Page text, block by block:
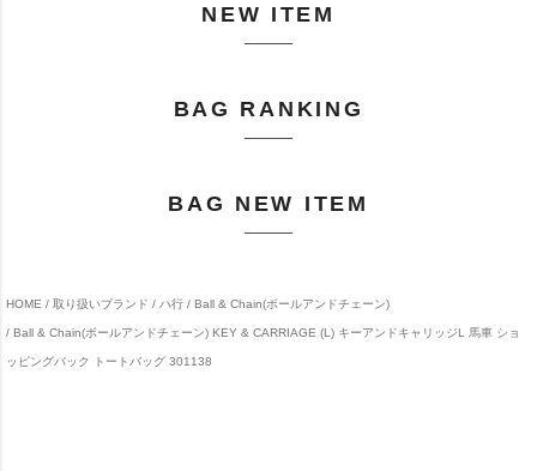
NEW ITEM
BAG RANKING
BAG NEW ITEM
HOME 取り扱いブランド ハ行 Ball & Chain(ボールアンドチェーン)
Ball & Chain(ボールアンドチェーン) KEY & CARRIAGE (L) キーアンドキャリッジL 馬車 ショ
ッピングバック トートバッグ 301138